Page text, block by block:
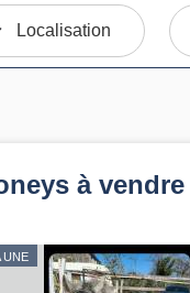
Localisation
à vendre
UNE